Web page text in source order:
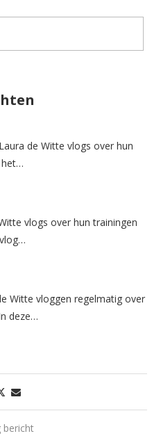
de Witte vlogs over hun
het…
vlogs over hun trainingen
Witte vloggen regelmatig over
deze…
bericht